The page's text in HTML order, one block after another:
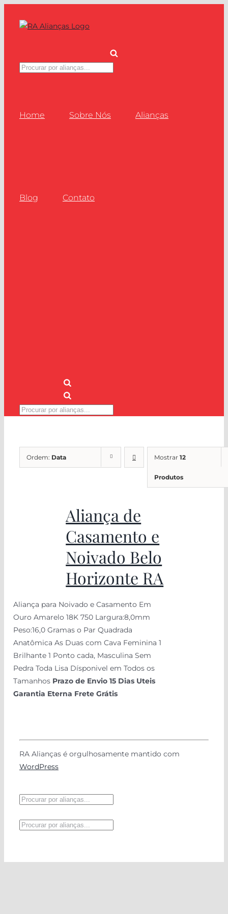
Pesquisar
Home Sobre Nós Alianças
Blog Contato
Pesquisar
Ordem: Data Mostrar 12
Produtos
Aliança de
Casamento e
Noivado Belo
Horizonte RA
Aliança para Noivado e Casamento Em
Ouro Amarelo 18K 750 Largura:8,0mm
Peso:16,0 Gramas o Par Quadrada
Anatômica As Duas com Cava Feminina 1
Brilhante 1 Ponto cada, Masculina Sem
Pedra Toda Lisa Dísponivel em Todos os
Tamanhos Prazo de Envio 15 Dias Uteis
Garantia Eterna Frete Grátis
RA Alianças é orgulhosamente mantido com
WordPress
Pesquisar
Pesquisar